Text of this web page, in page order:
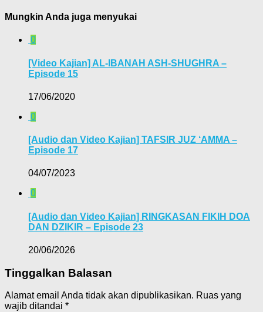
Mungkin Anda juga menyukai
0
[Video Kajian] AL-IBANAH ASH-SHUGHRA –
Episode 15
17/06/2020
0
[Audio dan Video Kajian] TAFSIR JUZ ‘AMMA –
Episode 17
04/07/2023
0
[Audio dan Video Kajian] RINGKASAN FIKIH DOA
DAN DZIKIR – Episode 23
20/06/2026
Tinggalkan Balasan
Alamat email Anda tidak akan dipublikasikan. Ruas yang
wajib ditandai *